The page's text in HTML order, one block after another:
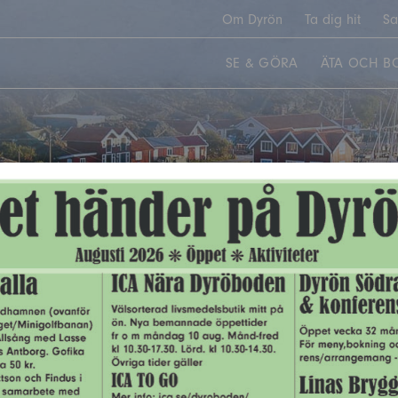
Om Dyrön Ta dig hit
SE & GÖRA ÄTA OCH